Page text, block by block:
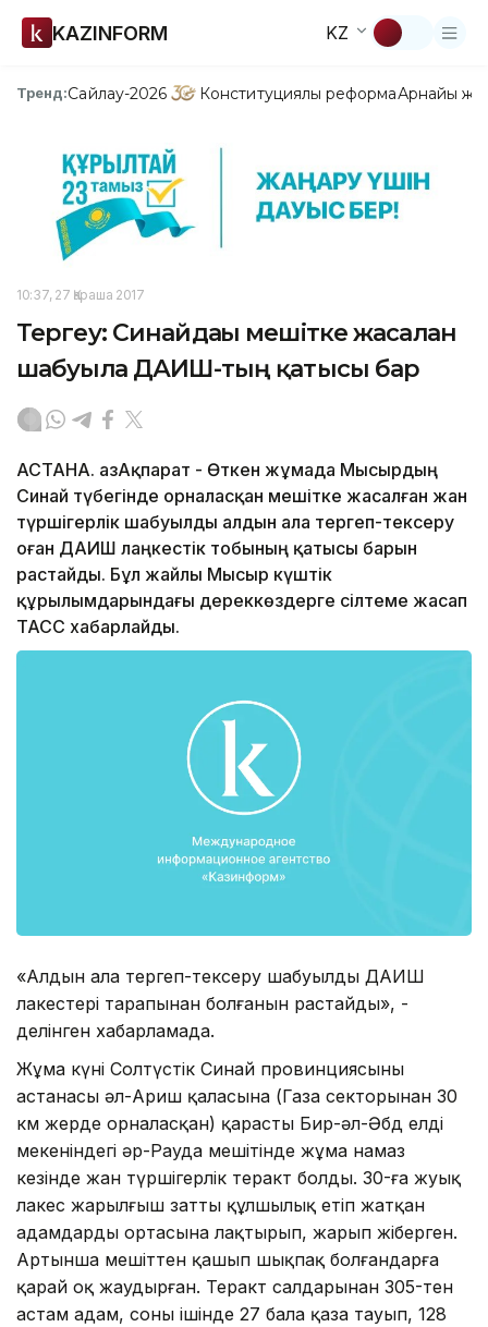
KAZINFORM KZ
Тренд:Сайлау-2026 Конституциялық реформаАрнайы
10:37, 27 Қараша 2017
Тергеу: Синайдағы мешітке жасалған
шабуылға ДАИШ-тың қатысы бар
АСТАНА. ҚазАқпарат - Өткен жұмада Мысырдың
Синай түбегінде орналасқан мешітке жасалған жан
түршігерлік шабуылды алдын ала тергеп-тексеру
оған ДАИШ лаңкестік тобының қатысы барын
растайды. Бұл жайлы Мысыр күштік
құрылымдарындағы дереккөздерге сілтеме жасап
ТАСС хабарлайды.
«Алдын ала тергеп-тексеру шабуылдың ДАИШ
лаңкестері тарапынан болғанын растайды», -
делінген хабарламада.
Жұма күні Солтүстік Синай провинциясының
астанасы әл-Ариш қаласына (Газа секторынан 30
км жерде орналасқан) қарасты Бир-әл-Әбд елді
мекеніндегі әр-Рауда мешітінде жұма намаз
кезінде жан түршігерлік теракт болды. 30-ға жуық
лаңкес жарылғыш затты құлшылық етіп жатқан
адамдардың ортасына лақтырып, жарып жіберген.
Артынша мешіттен қашып шықпақ болғандарға
қарай оқ жаудырған. Теракт салдарынан 305-тен
астам адам, соның ішінде 27 бала қаза тауып, 128